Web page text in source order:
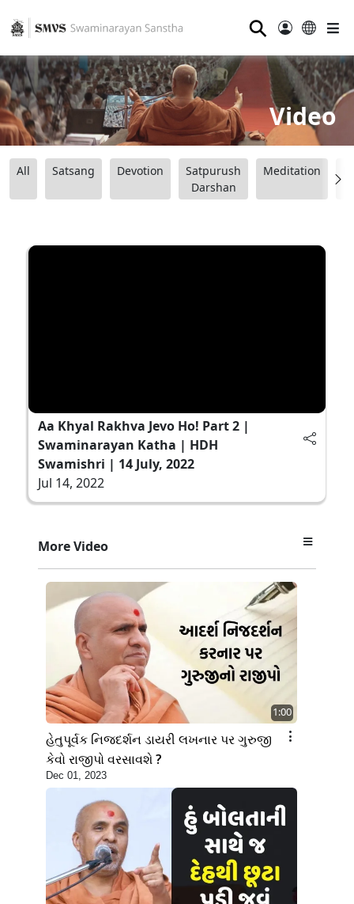
⚲
Video
All Satsang Devotion
Satpurush
Darshan
Meditation
Aa Khyal Rakhva Jevo Ho! Part 2 |
Swaminarayan Katha | HDH
Swamishri | 14 July, 2022
Jul 14, 2022
More Video
1:00
હેતુપૂર્વક નિજદર્શન ડાયરી લખનાર પર ગુરુજી
કેવો રાજીપો વરસાવશે ?
Dec 01, 2023